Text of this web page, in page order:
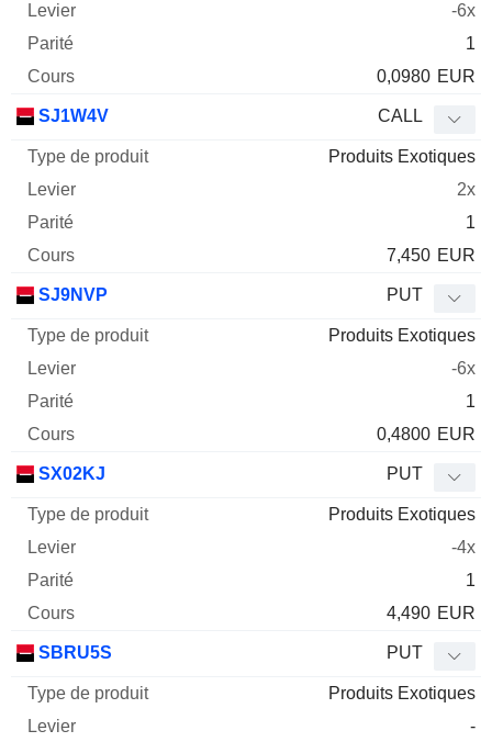
-6x
1
0,0980 EUR
SJ1W4V CALL
Produits Exotiques
2x
1
7,450 EUR
SJ9NVP PUT
Produits Exotiques
-6x
1
0,4800 EUR
SX02KJ PUT
Produits Exotiques
-4x
1
4,490 EUR
SBRU5S PUT
Produits Exotiques
-